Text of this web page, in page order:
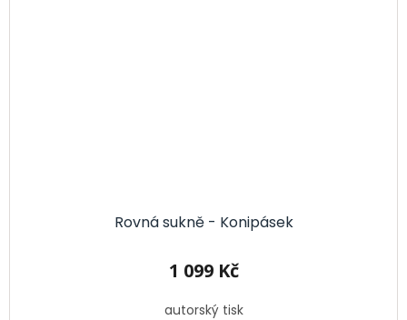
Rovná sukně - Konipásek
1 099 Kč
autorský tisk